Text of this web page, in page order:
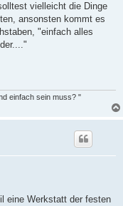
vielleicht die Dinge
ansonsten kommt es
"einfach alles
einfach sein muss? "
eine Werkstatt der festen